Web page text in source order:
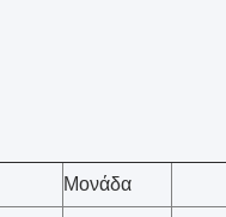
Μονάδα